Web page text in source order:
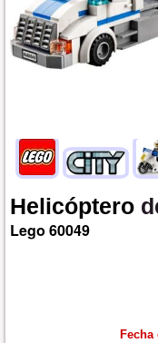
Helicóptero
Lego 60049